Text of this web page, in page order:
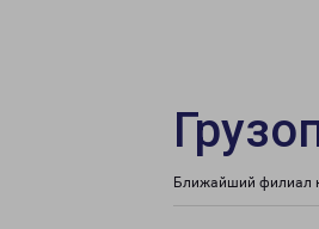
Ближайший филиал